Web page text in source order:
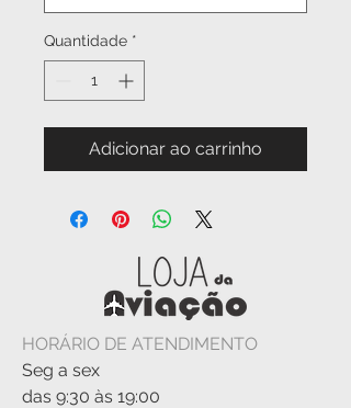
Quantidade *
Adicionar ao carrinho
HORÁRIO DE ATENDIMENTO
Seg a sex
das 9:30 às 19:00